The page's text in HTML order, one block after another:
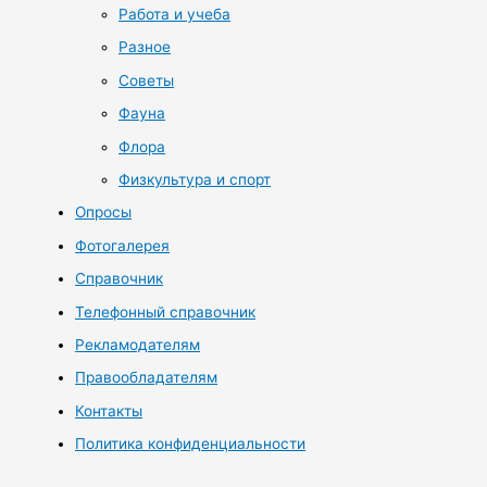
Работа и учеба
Разное
Советы
Фауна
Флора
Физкультура и спорт
Опросы
Фотогалерея
Справочник
Телефонный справочник
Рекламодателям
Правообладателям
Контакты
Политика конфиденциальности